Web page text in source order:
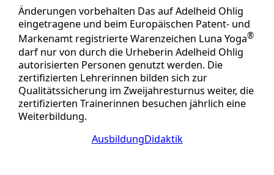
Änderungen vorbehalten Das auf Adelheid Ohlig
eingetragene und beim Europäischen Patent- und
Markenamt registrierte Warenzeichen Luna Yoga®
darf nur von durch die Urheberin Adelheid Ohlig
autorisierten Personen genutzt werden. Die
zertifizierten Lehrerinnen bilden sich zur
Qualitätssicherung im Zweijahresturnus weiter, die
zertifizierten Trainerinnen besuchen jährlich eine
Weiterbildung.
AusbildungDidaktik